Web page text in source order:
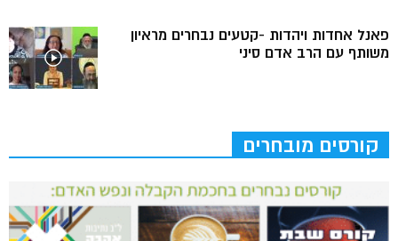
פאנל אחדות ויהדות -קטעים נבחרים מראיון
משותף עם הרב אדם סיני
קורסים מובחרים